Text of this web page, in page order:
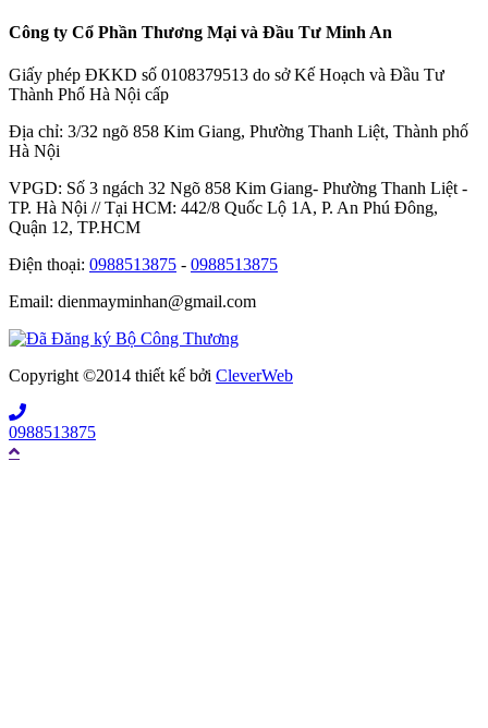
Công ty Cổ Phần Thương Mại và Đầu Tư Minh An
Giấy phép ĐKKD số 0108379513 do sở Kế Hoạch và Đầu Tư
Thành Phố Hà Nội cấp
Địa chỉ: 3/32 ngõ 858 Kim Giang, Phường Thanh Liệt, Thành phố
Hà Nội
VPGD: Số 3 ngách 32 Ngõ 858 Kim Giang- Phường Thanh Liệt -
TP. Hà Nội // Tại HCM: 442/8 Quốc Lộ 1A, P. An Phú Đông,
Quận 12, TP.HCM
Điện thoại: 0988513875 - 0988513875
Email: dienmayminhan@gmail.com
Copyright ©2014 thiết kế bởi CleverWeb
0988513875